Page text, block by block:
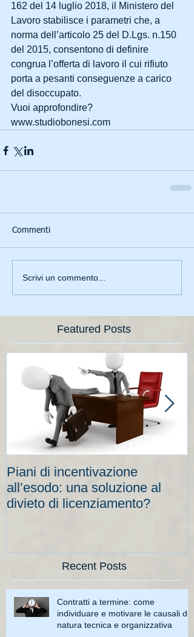
162 del 14 luglio 2018, il Ministero del
Lavoro stabilisce i parametri che, a
norma dell’articolo 25 del D.Lgs. n.150
del 2015, consentono di definire
congrua l’offerta di lavoro il cui rifiuto
porta a pesanti conseguenze a carico
del disoccupato.
Vuoi approfondire?
www.studiobonesi.com
Commenti
Scrivi un commento...
Featured Posts
Piani di incentivazione
all’esodo: una soluzione al
divieto di licenziamento?
Recent Posts
Contratti a termine: come
individuare e motivare le causali di
natura tecnica e organizzativa